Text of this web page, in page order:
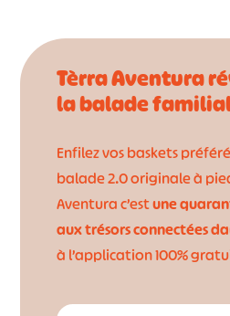
Tèrra Aventura
la balade
Enfilez vos baskets
balade 2.0 originale à
Aventura c’estune
aux trésors connectées
à l’application 100%